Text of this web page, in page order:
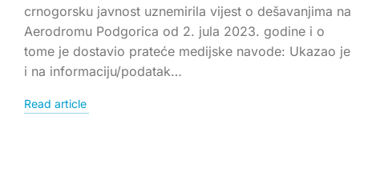
crnogorsku javnost uznemirila vijest o dešavanjima na
Aerodromu Podgorica od 2. jula 2023. godine i o
tome je dostavio prateće medijske navode: Ukazao je
i na informaciju/podatak…
Read article